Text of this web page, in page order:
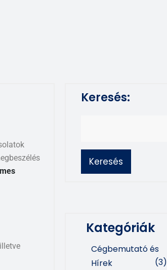
Keresés:
Keresés
Kategóriák
Cégbemutató és
Hírek
(3)